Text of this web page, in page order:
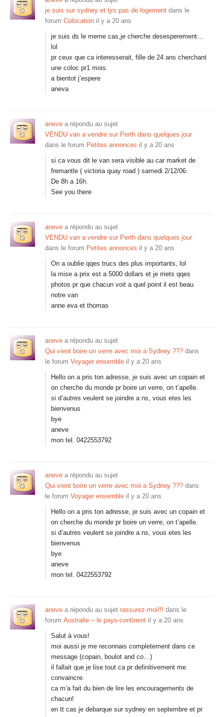
je suis sur sydney et tjrs pas de logement dans le
forum Colocation il y a 20 ans
je suis ds le meme cas,je cherche desesperement…
lol
pr ceux que ca interesserait, fille de 24 ans cherchant
une coloc pr1 mois.
a bientot j’espere
aneva
aneve a répondu au sujet
VENDU van a vendre sur Perth dans quelques jour
dans le forum Petites annonces il y a 20 ans
si ca vous dit le van sera visible au car market de
fremantle ( victoria quay road ) samedi 2/12/06.
De 8h a 16h.
See you there
aneve a répondu au sujet
VENDU van a vendre sur Perth dans quelques jour
dans le forum Petites annonces il y a 20 ans
On a oublie qqes trucs des plus importants, lol
la mise a prix est a 5000 dollars et je mets qqes
photos pr que chacun voit a quel point il est beau
notre van
anne eva et thomas
aneve a répondu au sujet
Qui vient boire un verre avec moi a Sydney ??? dans
le forum Voyager ensemble il y a 20 ans
Hello on a pris ton adresse, je suis avec un copain et
on cherche du monde pr boire un verre, on t’apelle.
si d’autres veulent se joindre a ns, vous etes les
bienvenus
bye
aneve
mon tel. 0422553792
aneve a répondu au sujet
Qui vient boire un verre avec moi a Sydney ??? dans
le forum Voyager ensemble il y a 20 ans
Hello on a pris ton adresse, je suis avec un copain et
on cherche du monde pr boire un verre, on t’apelle.
si d’autres veulent se joindre a ns, vous etes les
bienvenus
bye
aneve
mon tel. 0422553792
aneve a répondu au sujet rassurez-moi!!! dans le
forum Australie – le pays-continent il y a 20 ans
Salut à vous!
moi aussi je me reconnais completement dans ce
message (copain, boulot and co…)
il fallait que je lise tout ca pr definitivement me
convaincre.
ca m’a fait du bien de lire les encouragements de
chacun!
en tt cas je debarque sur sydney en septembre et pr